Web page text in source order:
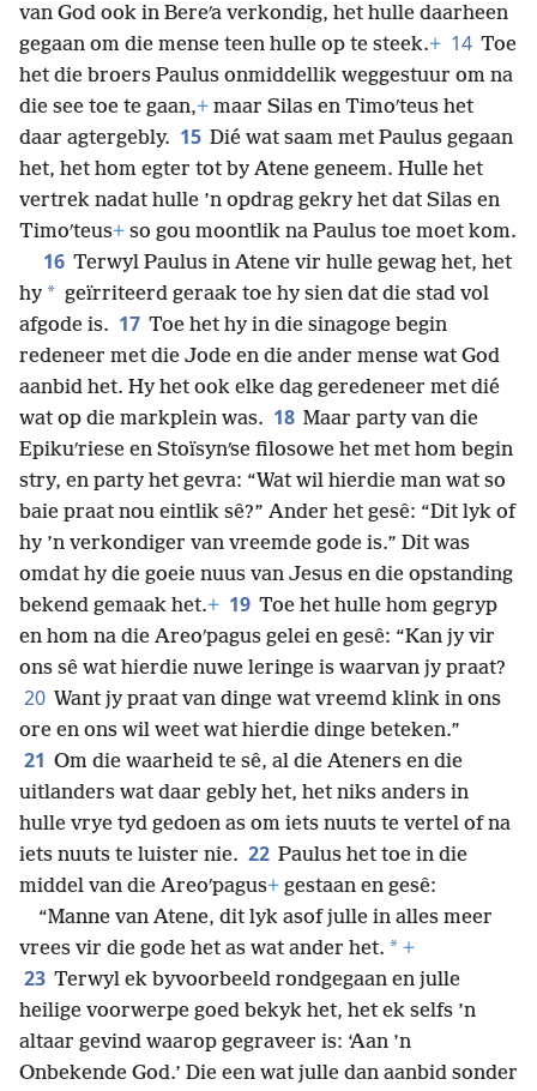
van God ook in Bereʹa verkondig, het hulle daarheen
gegaan om die mense teen hulle op te steek.+ 14 Toe
het die broers Paulus onmiddellik weggestuur om na
die see toe te gaan,+ maar Silas en Timoʹteus het
daar agtergebly. 15 Dié wat saam met Paulus gegaan
het, het hom egter tot by Atene geneem. Hulle het
vertrek nadat hulle ’n opdrag gekry het dat Silas en
Timoʹteus+ so gou moontlik na Paulus toe moet kom.
16 Terwyl Paulus in Atene vir hulle gewag het, het
hy * geïrriteerd geraak toe hy sien dat die stad vol
afgode is. 17 Toe het hy in die sinagoge begin
redeneer met die Jode en die ander mense wat God
aanbid het. Hy het ook elke dag geredeneer met dié
wat op die markplein was. 18 Maar party van die
Epikuʹriese en Stoïsynʹse filosowe het met hom begin
stry, en party het gevra: “Wat wil hierdie man wat so
baie praat nou eintlik sê?” Ander het gesê: “Dit lyk of
hy ’n verkondiger van vreemde gode is.” Dit was
omdat hy die goeie nuus van Jesus en die opstanding
bekend gemaak het.+ 19 Toe het hulle hom gegryp
en hom na die Areoʹpagus gelei en gesê: “Kan jy vir
ons sê wat hierdie nuwe leringe is waarvan jy praat?
20 Want jy praat van dinge wat vreemd klink in ons
ore en ons wil weet wat hierdie dinge beteken.”
21 Om die waarheid te sê, al die Ateners en die
uitlanders wat daar gebly het, het niks anders in
hulle vrye tyd gedoen as om iets nuuts te vertel of na
iets nuuts te luister nie. 22 Paulus het toe in die
middel van die Areoʹpagus+ gestaan en gesê:
“Manne van Atene, dit lyk asof julle in alles meer
vrees vir die gode het as wat ander het. * +
23 Terwyl ek byvoorbeeld rondgegaan en julle
heilige voorwerpe goed bekyk het, het ek selfs ’n
altaar gevind waarop gegraveer is: ‘Aan ’n
Onbekende God.’ Die een wat julle dan aanbid sonder